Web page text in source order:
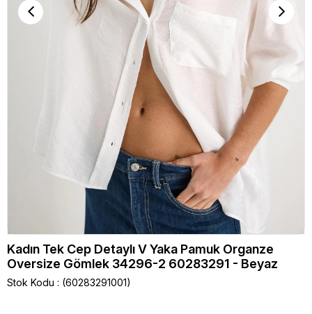
Kadın Tek Cep Detaylı V Yaka Pamuk Organze
Oversize Gömlek 34296-2 60283291 - Beyaz
Stok Kodu (60283291001)